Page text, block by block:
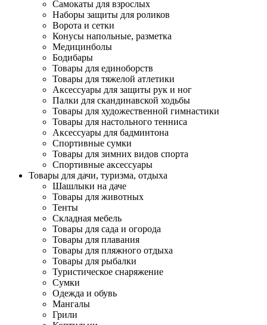
Самокаты для взрослых
Наборы защиты для роликов
Ворота и сетки
Конусы напольные, разметка
Медицинболы
Бодибары
Товары для единоборств
Товары для тяжелой атлетики
Аксессуары для защиты рук и ног
Палки для скандинавской ходьбы
Товары для художественной гимнастики
Товары для настольного тенниса
Аксессуары для бадминтона
Спортивные сумки
Товары для зимних видов спорта
Спортивные аксессуары
Товары для дачи, туризма, отдыха
Шашлыки на даче
Товары для животных
Тенты
Складная мебель
Товары для сада и огорода
Товары для плавания
Товары для пляжного отдыха
Товары для рыбалки
Туристическое снаряжение
Сумки
Одежда и обувь
Мангалы
Грили